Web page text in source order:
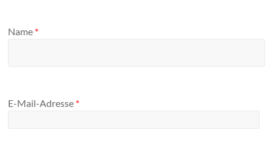
Name *
E-Mail-Adresse *